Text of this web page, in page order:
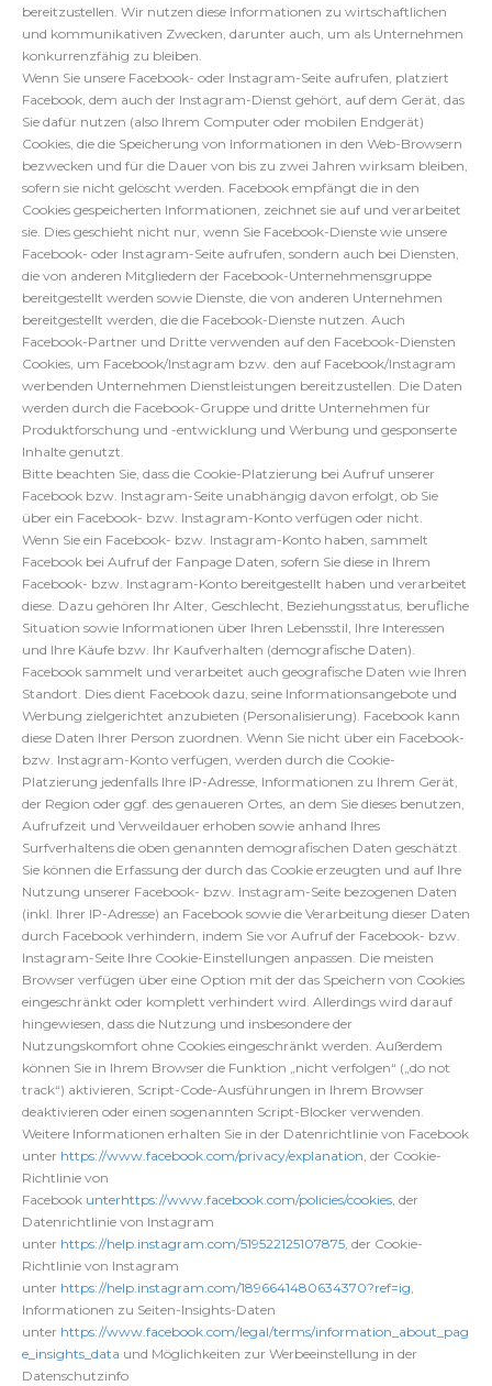
bereitzustellen. Wir nutzen diese Informationen zu wirtschaftlichen
und kommunikativen Zwecken, darunter auch, um als Unternehmen
konkurrenzfähig zu bleiben.
Wenn Sie unsere Facebook- oder Instagram-Seite aufrufen, platziert
Facebook, dem auch der Instagram-Dienst gehört, auf dem Gerät, das
Sie dafür nutzen (also Ihrem Computer oder mobilen Endgerät)
Cookies, die die Speicherung von Informationen in den Web-Browsern
bezwecken und für die Dauer von bis zu zwei Jahren wirksam bleiben,
sofern sie nicht gelöscht werden. Facebook empfängt die in den
Cookies gespeicherten Informationen, zeichnet sie auf und verarbeitet
sie. Dies geschieht nicht nur, wenn Sie Facebook-Dienste wie unsere
Facebook- oder Instagram-Seite aufrufen, sondern auch bei Diensten,
die von anderen Mitgliedern der Facebook-Unternehmensgruppe
bereitgestellt werden sowie Dienste, die von anderen Unternehmen
bereitgestellt werden, die die Facebook-Dienste nutzen. Auch
Facebook-Partner und Dritte verwenden auf den Facebook-Diensten
Cookies, um Facebook/Instagram bzw. den auf Facebook/Instagram
werbenden Unternehmen Dienstleistungen bereitzustellen. Die Daten
werden durch die Facebook-Gruppe und dritte Unternehmen für
Produktforschung und -entwicklung und Werbung und gesponserte
Inhalte genutzt.
Bitte beachten Sie, dass die Cookie-Platzierung bei Aufruf unserer
Facebook bzw. Instagram-Seite unabhängig davon erfolgt, ob Sie
über ein Facebook- bzw. Instagram-Konto verfügen oder nicht.
Wenn Sie ein Facebook- bzw. Instagram-Konto haben, sammelt
Facebook bei Aufruf der Fanpage Daten, sofern Sie diese in Ihrem
Facebook- bzw. Instagram-Konto bereitgestellt haben und verarbeitet
diese. Dazu gehören Ihr Alter, Geschlecht, Beziehungsstatus, berufliche
Situation sowie Informationen über Ihren Lebensstil, Ihre Interessen
und Ihre Käufe bzw. Ihr Kaufverhalten (demografische Daten).
Facebook sammelt und verarbeitet auch geografische Daten wie Ihren
Standort. Dies dient Facebook dazu, seine Informationsangebote und
Werbung zielgerichtet anzubieten (Personalisierung). Facebook kann
diese Daten Ihrer Person zuordnen. Wenn Sie nicht über ein Facebook-
bzw. Instagram-Konto verfügen, werden durch die Cookie-
Platzierung jedenfalls Ihre IP-Adresse, Informationen zu Ihrem Gerät,
der Region oder ggf. des genaueren Ortes, an dem Sie dieses benutzen,
Aufrufzeit und Verweildauer erhoben sowie anhand Ihres
Surfverhaltens die oben genannten demografischen Daten geschätzt.
Sie können die Erfassung der durch das Cookie erzeugten und auf Ihre
Nutzung unserer Facebook- bzw. Instagram-Seite bezogenen Daten
(inkl. Ihrer IP-Adresse) an Facebook sowie die Verarbeitung dieser Daten
durch Facebook verhindern, indem Sie vor Aufruf der Facebook- bzw.
Instagram-Seite Ihre Cookie-Einstellungen anpassen. Die meisten
Browser verfügen über eine Option mit der das Speichern von Cookies
eingeschränkt oder komplett verhindert wird. Allerdings wird darauf
hingewiesen, dass die Nutzung und insbesondere der
Nutzungskomfort ohne Cookies eingeschränkt werden. Außerdem
können Sie in Ihrem Browser die Funktion „nicht verfolgen“ („do not
track“) aktivieren, Script-Code-Ausführungen in Ihrem Browser
deaktivieren oder einen sogenannten Script-Blocker verwenden.
Weitere Informationen erhalten Sie in der Datenrichtlinie von Facebook
unter https://www.facebook.com/privacy/explanation, der Cookie-
Richtlinie von
Facebook unterhttps://www.facebook.com/policies/cookies, der
Datenrichtlinie von Instagram
unter https://help.instagram.com/519522125107875, der Cookie-
Richtlinie von Instagram
unter https://help.instagram.com/1896641480634370?ref=ig,
Informationen zu Seiten-Insights-Daten
unter https://www.facebook.com/legal/terms/information_about_pag
e_insights_data und Möglichkeiten zur Werbeeinstellung in der
Datenschutzinfo